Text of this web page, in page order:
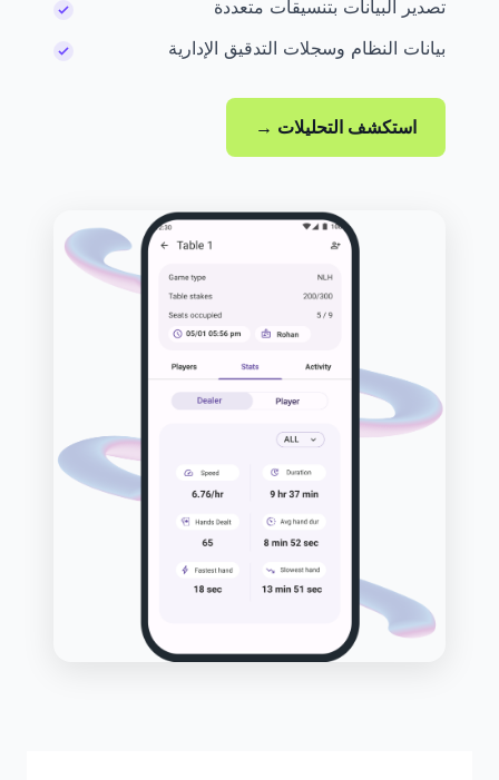
تصدير البيانات بتنسيقات متعددة
بيانات النظام وسجلات التدقيق الإدارية
استكشف التحليلات →